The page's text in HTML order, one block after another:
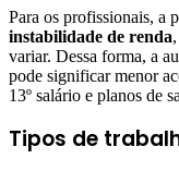
Para os profissionais, a
instabilidade de renda
variar. Dessa forma, a
pode significar menor
13º salário e planos de
Tipos de